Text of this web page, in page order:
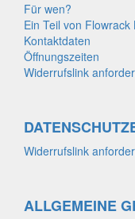
Für wen?
Ein Teil von Flowrack
Kontaktdaten
Öffnungszeiten
Widerrufslink
Widerrufslink
ALLGEMEINE